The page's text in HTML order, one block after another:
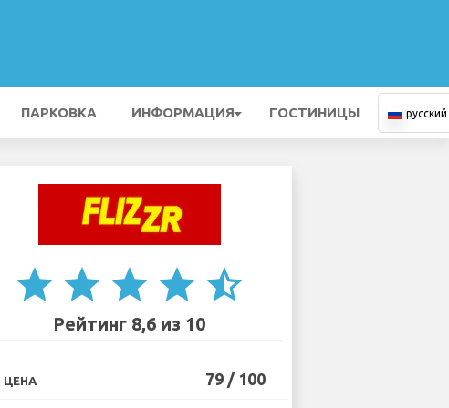
ПАРКОВКА ИНФОРМАЦИЯ ГОСТИНИЦЫ русский
star star star star star_half
Рейтинг 8,6 из 10
ЦЕНА 79 / 100